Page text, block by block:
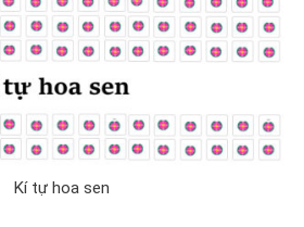
Kí tự hoa sen